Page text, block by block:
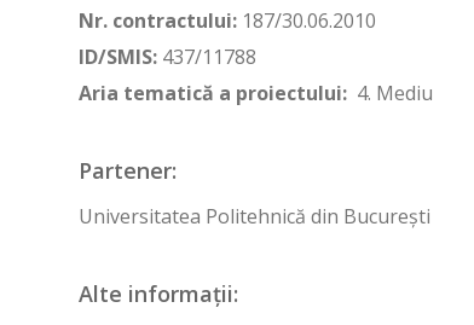
Nr. contractului: 187/30.06.2010
ID/SMIS: 437/11788
Aria tematică a proiectului: 4. Mediu
Partener:
Universitatea Politehnică din București
Alte informații: